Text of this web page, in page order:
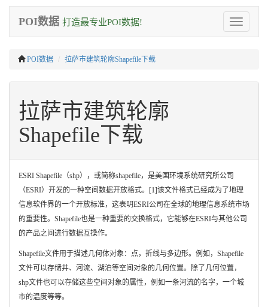
Toggle
navigation
POI数据 打造最专业POI数据!
POI数据 拉萨市建筑轮廓Shapefile下载
拉萨市建筑轮廓
Shapefile下载
ESRI Shapefile（shp），或简称shapefile，是美国环境系统研究所公司
（ESRI）开发的一种空间数据开放格式。[1]该文件格式已经成为了地理
信息软件界的一个开放标准，这表明ESRI公司在全球的地理信息系统市场
的重要性。Shapefile也是一种重要的交换格式，它能够在ESRI与其他公司
的产品之间进行数据互操作。
Shapefile文件用于描述几何体对象：点，折线与多边形。例如，Shapefile
文件可以存储井、河流、湖泊等空间对象的几何位置。除了几何位置，
shp文件也可以存储这些空间对象的属性，例如一条河流的名字，一个城
市的温度等等。